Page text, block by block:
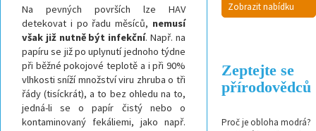
Na pevných površích lze HAV
detekovat i po řadu měsíců, nemusí
však již nutně být infekční. Např. na
papíru se již po uplynutí jednoho týdne
při běžné pokojové teplotě a i při 90%
vlhkosti sníží množství viru zhruba o tři
řády (tisíckrát), a to bez ohledu na to,
jedná-li se o papír čistý nebo o
kontaminovaný fekáliemi, jako např.
Zobrazit nabídku
Zeptejte se
přírodovědců
Proč je obloha modrá?